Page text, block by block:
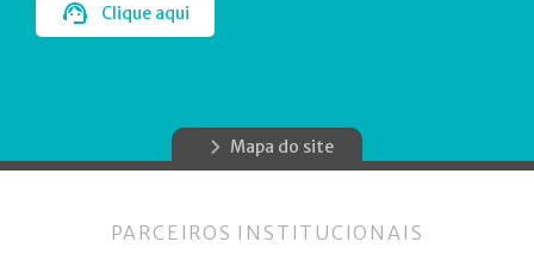
Clique aqui
Mapa do site
PARCEIROS INSTITUCIONAIS